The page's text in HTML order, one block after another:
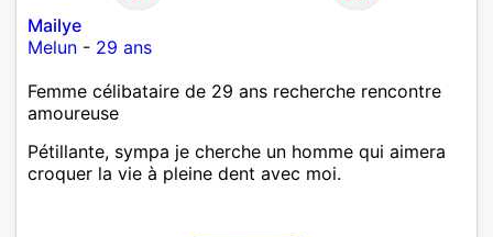
Mailye
Melun - 29 ans
Femme célibataire de 29 ans recherche rencontre
amoureuse
Pétillante, sympa je cherche un homme qui aimera
croquer la vie à pleine dent avec moi.